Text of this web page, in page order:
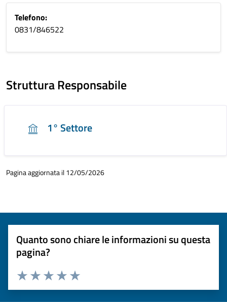
Telefono:
0831/846522
Struttura Responsabile
1° Settore
Pagina aggiornata il 12/05/2026
Quanto sono chiare le informazioni su questa
pagina?
Valuta 5 stelle su 5
Valuta 4 stelle su 5
Valuta 3 stelle su 5
Valuta 2 stelle su 5
Valuta 1 stelle su 5